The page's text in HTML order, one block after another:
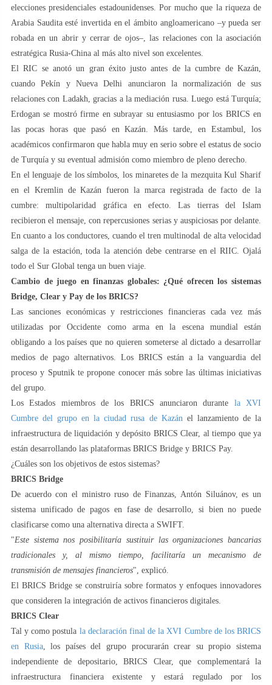
elecciones presidenciales estadounidenses. Por mucho que la riqueza de
Arabia Saudita esté invertida en el ámbito angloamericano –y pueda ser
robada en un abrir y cerrar de ojos–, las relaciones con la asociación
estratégica Rusia-China al más alto nivel son excelentes.
El RIC se anotó un gran éxito justo antes de la cumbre de Kazán,
cuando Pekín y Nueva Delhi anunciaron la normalización de sus
relaciones con Ladakh, gracias a la mediación rusa. Luego está Turquía;
Erdogan se mostró firme en subrayar su entusiasmo por los BRICS en
las pocas horas que pasó en Kazán. Más tarde, en Estambul, los
académicos confirmaron que habla muy en serio sobre el estatus de socio
de Turquía y su eventual admisión como miembro de pleno derecho.
En el lenguaje de los símbolos, los minaretes de la mezquita Kul Sharif
en el Kremlin de Kazán fueron la marca registrada de facto de la
cumbre: multipolaridad gráfica en efecto. Las tierras del Islam
recibieron el mensaje, con repercusiones serias y auspiciosas por delante.
En cuanto a los conductores, cuando el tren multinodal de alta velocidad
salga de la estación, toda la atención debe centrarse en el RIIC. Ojalá
todo el Sur Global tenga un buen viaje.
Cambio de juego en finanzas globales: ¿Qué ofrecen los sistemas
Bridge, Clear y Pay de los BRICS?
Las sanciones económicas y restricciones financieras cada vez más
utilizadas por Occidente como arma en la escena mundial están
obligando a los países que no quieren someterse al dictado a desarrollar
medios de pago alternativos. Los BRICS están a la vanguardia del
proceso y Sputnik te propone conocer más sobre las últimas iniciativas
del grupo.
Los Estados miembros de los BRICS anunciaron durante la XVI
Cumbre del grupo en la ciudad rusa de Kazán el lanzamiento de la
infraestructura de liquidación y depósito BRICS Clear, al tiempo que ya
están desarrollando las plataformas BRICS Bridge y BRICS Pay.
¿Cuáles son los objetivos de estos sistemas?
BRICS Bridge
De acuerdo con el ministro ruso de Finanzas, Antón Siluánov, es un
sistema unificado de pagos en fase de desarrollo, si bien no puede
clasificarse como una alternativa directa a SWIFT.
"Este sistema nos posibilitaría sustituir las organizaciones bancarias
tradicionales y, al mismo tiempo, facilitaría un mecanismo de
transmisión de mensajes financieros", explicó.
El BRICS Bridge se construiría sobre formatos y enfoques innovadores
que consideren la integración de activos financieros digitales.
BRICS Clear
Tal y como postula la declaración final de la XVI Cumbre de los BRICS
еn Rusiа, los países del grupo procurarán crear su propio sistema
independiente de depositario, BRICS Clear, que complementará la
infraestructura financiera existente y estará regulado por los